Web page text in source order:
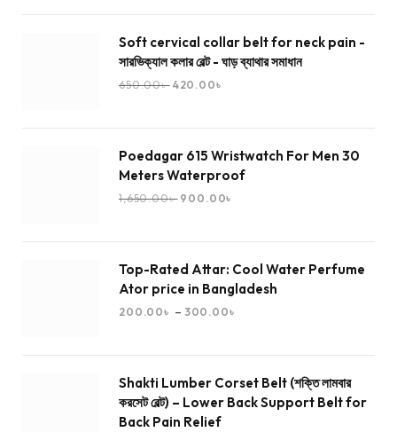
Soft cervical collar belt for neck pain -
সারভিক্যাল কলার বেল্ট - ঘাড় ব্যাথার সমাধান
650.00৳ 420.00৳
Poedagar 615 Wristwatch For Men 30
Meters Waterproof
1,650.00৳ 900.00৳
Top-Rated Attar: Cool Water Perfume
Ator price in Bangladesh
200.00৳ – 300.00৳
Shakti Lumber Corset Belt (শক্তি লামবার
করসেট বেল্ট) – Lower Back Support Belt for
Back Pain Relief